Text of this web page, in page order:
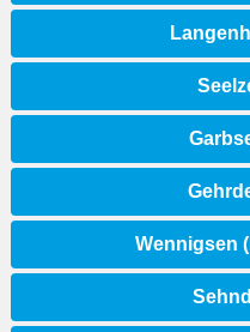
Wennigsen